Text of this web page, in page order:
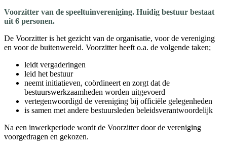
Voorzitter van de speeltuinvereniging. Huidig bestuur bestaat
uit 6 personen.
De Voorzitter is het gezicht van de organisatie, voor de vereniging
en voor de buitenwereld. Voorzitter heeft o.a. de volgende taken;
leidt vergaderingen
leid het bestuur
neemt initiatieven, coördineert en zorgt dat de
bestuurswerkzaamheden worden uitgevoerd
vertegenwoordigd de vereniging bij officiële gelegenheden
is samen met andere bestuursleden beleidsverantwoordelijk
Na een inwerkperiode wordt de Voorzitter door de vereniging
voorgedragen en gekozen.